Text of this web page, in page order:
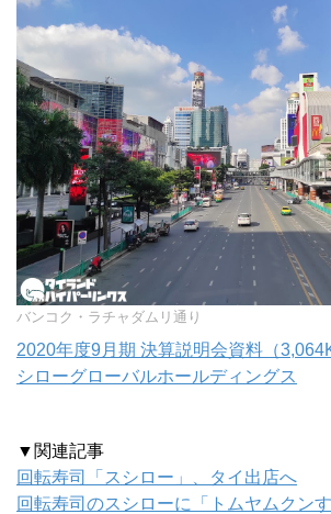
バンコク・ラチャダムリ通り
2020年度9月期 決算説明会資料（
シローグローバルホールディングス
▼関連記事
回転寿司「スシロー」、タイ出店へ
回転寿司のスシローに「トムヤムクンす